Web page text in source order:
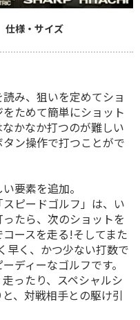
仕様・サイズ
み、狙いを定めてショ
ためて簡単にショット
かなか打つのが難しい
ン操作で打つことがで
要素を追加。
ピードゴルフ」は、い
たら、次のショットを
ースを走る!そしてまた
早く、かつ少ない打数で
ディーなゴルフです。
ったり、スペシャルシ
、対戦相手との駆け引